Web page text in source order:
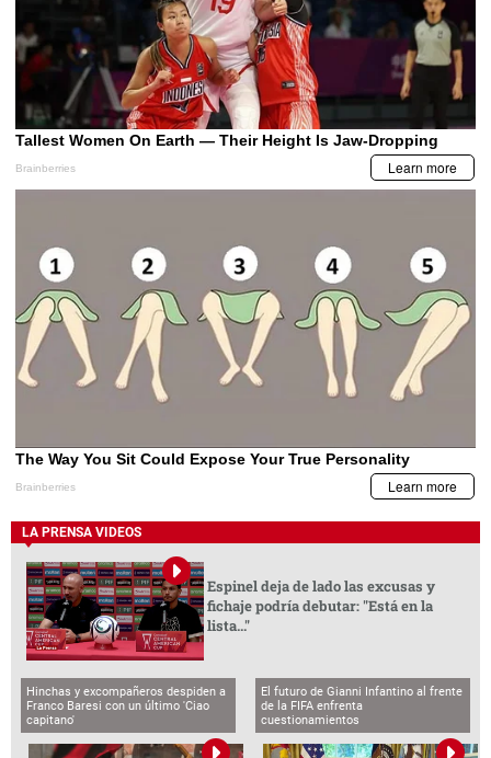
LA PRENSA VIDEOS
Espinel deja de lado las excusas y
fichaje podría debutar: "Está en la
lista..."
Hinchas y excompañeros despiden a
Franco Baresi con un último 'Ciao
capitano'
El futuro de Gianni Infantino al frente
de la FIFA enfrenta
cuestionamientos